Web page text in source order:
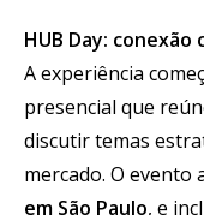
HUB Day: conexão
A experiência
presencial que
discutir temas
mercado. O evento
em São Paulo, e